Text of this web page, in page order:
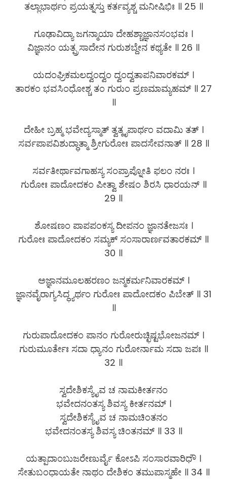
ತಲ್ಲಾಭಾರ್ಥಂ ಪ್ರಯತ್ನಸ್ತು ಕರ್ತವ್ಯಶ್ಚ ಮನೀಷಿಭಿಃ ॥ 25 ॥
ಗೂಢಾವಿದ್ಯಾ ಜಗನ್ಮಾಯಾ ದೇಹಶ್ಚಾಜ್ಞಾನಸಂಭವಃ ।
ವಿಜ್ಞಾನಂ ಯತ್ಪ್ರಸಾದೇನ ಗುರುಶಬ್ದೇನ ಕಥ್ಯತೇ ॥ 26 ॥
ಯದಂಘ್ರಿಕಮಲದ್ವಂದ್ವಂ ದ್ವಂದ್ವತಾಪನಿವಾರಕಮ್ ।
ತಾರಕಂ ಭವಸಿಂಧೋಶ್ಚ ತಂ ಗುರುಂ ಪ್ರಣಮಾಮ್ಯಹಮ್ ॥ 27
॥
ದೇಹೀ ಬ್ರಹ್ಮ ಭವೇದ್ಯಸ್ಮಾತ್ ತ್ವತ್ಕೃಪಾರ್ಥಂ ವದಾಮಿ ತತ್ ।
ಸರ್ವಪಾಪವಿಶುದ್ಧಾತ್ಮಾ ಶ್ರೀಗುರೋಃ ಪಾದಸೇವನಾತ್ ॥ 28 ॥
ಸರ್ವತೀರ್ಥಾವಗಾಹಸ್ಯ ಸಂಪ್ರಾಪ್ನೋತಿ ಫಲಂ ನರಃ ।
ಗುರೋಃ ಪಾದೋದಕಂ ಪೀತ್ವಾ ಶೇಷಂ ಶಿರಸಿ ಧಾರಯನ್ ॥
29 ॥
ಶೋಷಣಂ ಪಾಪಪಂಕಸ್ಯ ದೀಪನಂ ಜ್ಞಾನತೇಜಸಃ ।
ಗುರೋಃ ಪಾದೋದಕಂ ಸಮ್ಯಕ್ ಸಂಸಾರಾರ್ಣವತಾರಕಮ್ ॥
30 ॥
ಅಜ್ಞಾನಮೂಲಹರಣಂ ಜನ್ಮಕರ್ಮನಿವಾರಕಮ್ ।
ಜ್ಞಾನವೈರಾಗ್ಯಸಿದ್ಧ್ಯರ್ಥಂ ಗುರೋಃ ಪಾದೋದಕಂ ಪಿಬೇತ್ ॥ 31
॥
ಗುರುಪಾದೋದಕಂ ಪಾನಂ ಗುರೋರುಚ್ಛಿಷ್ಟಭೋಜನಮ್ ।
ಗುರುಮೂರ್ತೇಃ ಸದಾ ಧ್ಯಾನಂ ಗುರೋರ್ನಾಮ ಸದಾ ಜಪಃ ॥
32 ॥
ಸ್ವದೇಶಿಕಸ್ಯೈವ ಚ ನಾಮಕೀರ್ತನಂ
ಭವೇದನಂತಸ್ಯ ಶಿವಸ್ಯ ಕೀರ್ತನಮ್ ।
ಸ್ವದೇಶಿಕಸ್ಯೈವ ಚ ನಾಮಚಿಂತನಂ
ಭವೇದನಂತಸ್ಯ ಶಿವಸ್ಯ ಚಿಂತನಮ್ ॥ 33 ॥
ಯತ್ಪಾದಾಂಬುಜರೇಣುರ್ವೈ ಕೋಽಪಿ ಸಂಸಾರವಾರಿಧೌ ।
ಸೇತುಬಂಧಾಯತೇ ನಾಥಂ ದೇಶಿಕಂ ತಮುಪಾಸ್ಮಹೇ ॥ 34 ॥